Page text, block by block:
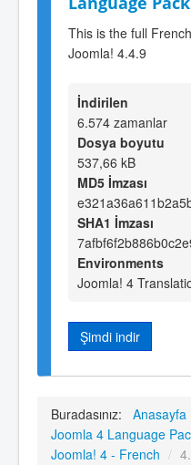
This is the full
Joomla! 4.4.9
İndirilen
6.574 zamanlar
Dosya boyutu
537,66 kB
MD5 İmzası
SHA1 İmzası
Environments
Joomla! 4
Şimdi indir
Buradasınız: Anasayfa
Joomla 4 Language
Joomla! 4 - French /